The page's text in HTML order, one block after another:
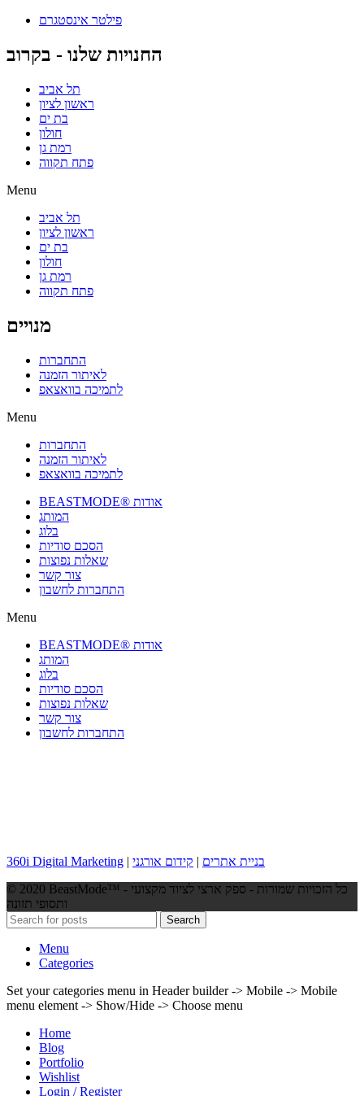
פילטר אינסטגרם
החנויות שלנו - בקרוב
תל אביב
ראשון לציון
בת ים
חולון
רמת גן
פתח תקווה
Menu
תל אביב
ראשון לציון
בת ים
חולון
רמת גן
פתח תקווה
מנויים
התחברות
לאיתור הזמנה
לתמיכה בוואצאפ
Menu
התחברות
לאיתור הזמנה
לתמיכה בוואצאפ
BEASTMODE® אודות
המותג
בלוג
הסכם סודיות
שאלות נפוצות
צור קשר
התחברות לחשבון
Menu
BEASTMODE® אודות
המותג
בלוג
הסכם סודיות
שאלות נפוצות
צור קשר
התחברות לחשבון
360i Digital Marketing | בניית אתרים | קידום אורגני
© 2020 BeastMode™ - כל הזכויות שמורות - ספק ארצי לציוד מקצועי
ותסופי תזונה
Search
Menu
Categories
Set your categories menu in Header builder -> Mobile -> Mobile
menu element -> Show/Hide -> Choose menu
Home
Blog
Portfolio
Wishlist
Login / Register